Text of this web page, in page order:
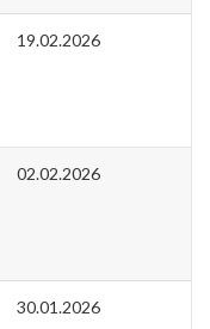
19.02.2026
02.02.2026
30.01.2026